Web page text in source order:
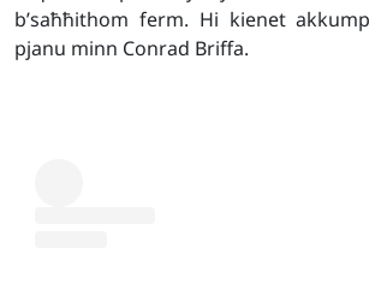
b’saħħithom ferm. Hi kienet
pjanu minn Conrad Briffa.